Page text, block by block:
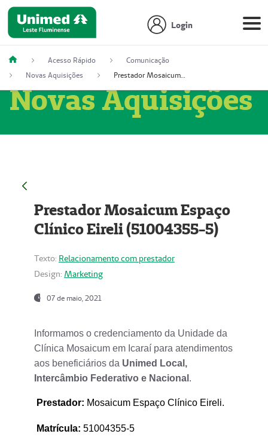
Login
Acesso Rápido
Comunicação
Novas Aquisições
Prestador Mosaicum Espaço Clínico Eireli (51004355-5)
Novas Aquisições
Prestador Mosaicum Espaço
Clínico Eireli (51004355-5)
Texto: Relacionamento com prestador
Design: Marketing
07 de maio, 2021
Informamos o credenciamento da Unidade da
Clínica Mosaicum em Icaraí para atendimentos
aos beneficiários da Unimed Local,
Intercâmbio Federativo e Nacional .
Prestador: Mosaicum Espaço Clínico Eireli.
Matrícula: 51004355-5